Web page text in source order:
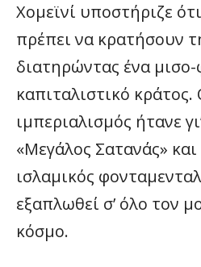
Χομεϊνί υποστήριζε
πρέπει να κρατήσουν
διατηρώντας ένα
καπιταλιστικό κράτος.
ιμπεριαλισμός ήτανε
«Μεγάλος Σατανάς»
ισλαμικός
εξαπλωθεί σ’ όλο τον
κόσμο.